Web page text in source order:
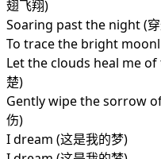
翅飞翔)
Soaring past the night (
To trace the bright
Let the clouds heal me of
楚)
Gently wipe the sorrow
伤)
I dream (这是我的梦)